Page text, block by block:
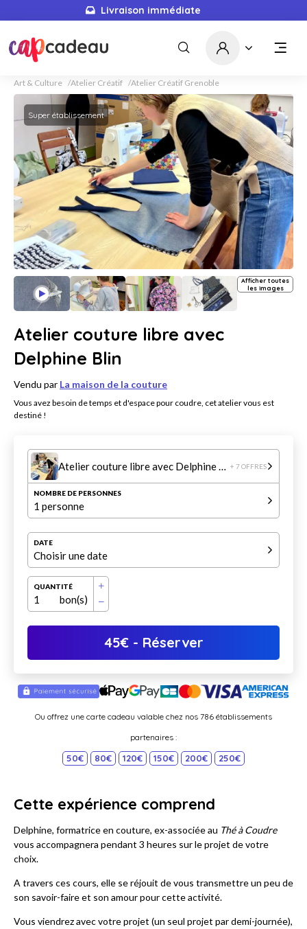
Livraison immédiate
Art & Culture Atelier Créatif Atelier Créatif Grenoble
Super établissement
Afficher toutes
les images
Atelier couture libre avec
Delphine Blin
Vendu par La maison de la couture
Vous avez besoin de temps et d'espace pour coudre, cet atelier vous est
destiné !
Atelier couture libre avec Delphine Blin + 7 OFFRES
NOMBRE DE PERSONNES
1 personne
DATE
Choisir une date
QUANTITÉ
1 bon(s)
45€- Réserver
Ou offrez une carte cadeau valable chez nos 786 établissements
partenaires :
50€ 80€ 120€ 150€ 200€ 250€
Cette expérience comprend
Delphine, formatrice en couture, ex-associée au Thé à Coudre
vous accompagnera pendant 3 heures sur le projet de votre
choix.
A travers ces cours, elle se réjouit de vous transmettre un peu de
son savoir-faire et son amour pour cette activité.
Vous viendrez avec votre projet (un seul projet par demi-journée),